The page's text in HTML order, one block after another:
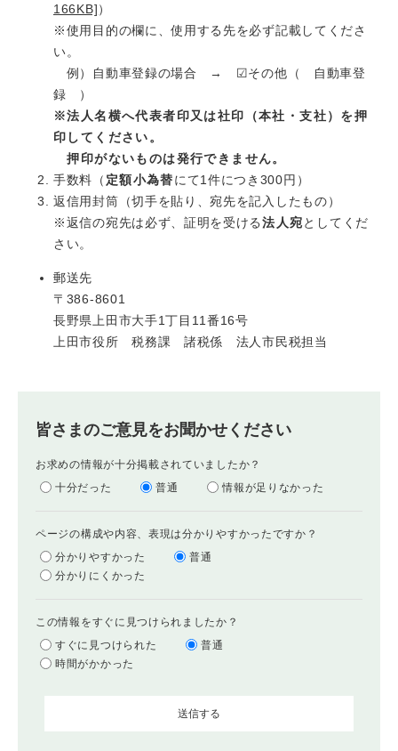
166KB]）
※使用目的の欄に、使用する先を必ず記載してくださ
い。
例）自動車登録の場合 → ☑その他（ 自動車登
録 ）
※法人名横へ代表者印又は社印（本社・支社）を押
印してください。
押印がないものは発行できません。
手数料（ 定額小為替にて1件につき300円）
返信用封筒（切手を貼り、宛先を記入したもの）
※返信の宛先は必ず、証明を受ける法人宛としてくだ
さい。
郵送先
〒386-8601
長野県上田市大手1丁目11番16号
上田市役所 税務課 諸税係 法人市民税担当
皆さまのご意見をお聞かせください
お求めの情報が十分掲載されていましたか？
十分だった
普通 情報が足りなかった
ページの構成や内容、表現は分かりやすかったですか？
分かりやすかった
普通
分かりにくかった
この情報をすぐに見つけられましたか？
すぐに見つけられた
普通
時間がかかった